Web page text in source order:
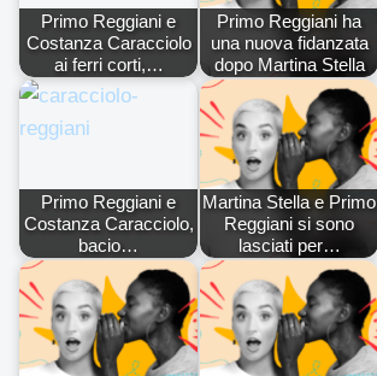
Primo Reggiani e
Costanza Caracciolo
ai ferri corti,…
Primo Reggiani ha
una nuova fidanzata
dopo Martina Stella
Primo Reggiani e
Costanza Caracciolo,
bacio…
Martina Stella e Primo
Reggiani si sono
lasciati per…